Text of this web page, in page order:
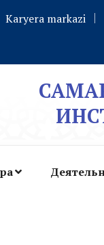
Karyera markazi